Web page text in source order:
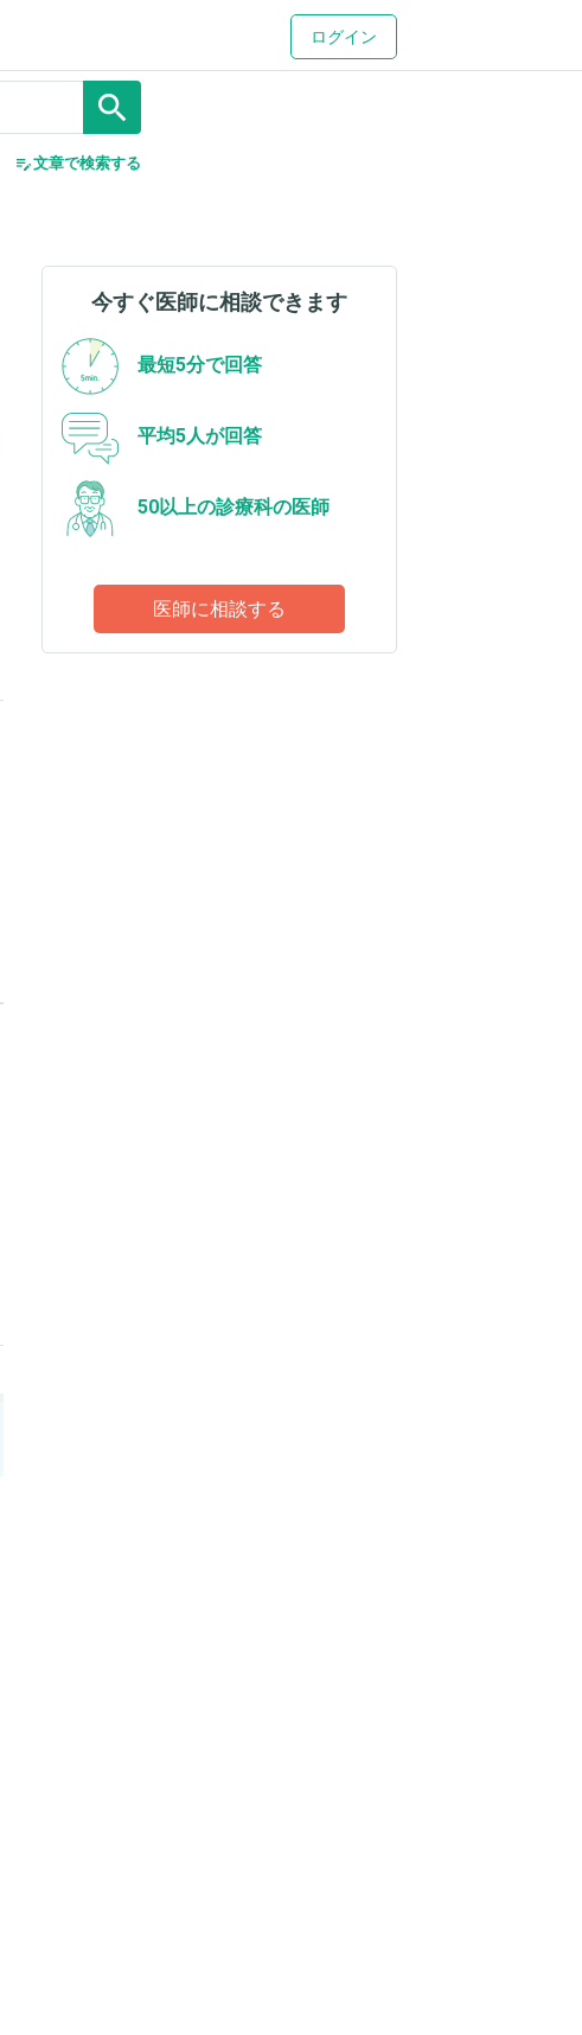
ログイン
search
edit_note文章で検索する
今すぐ医師に相談できます
最短5分で回答
平均5人が回答
50以上の診療科の医師
医師に相談する